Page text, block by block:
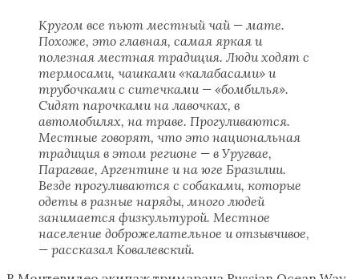
Кругом все пьют местный чай — мате.
Похоже, это главная, самая яркая и
полезная местная традиция. Люди ходят с
термосами, чашками «калабасами» и
трубочками с ситечками — «бомбилья».
Сидят парочками на лавочках, в
автомобилях, на траве. Прогуливаются.
Местные говорят, что это национальная
традиция в этом регионе — в Уругвае,
Парагвае, Аргентине и на юге Бразилии.
Везде прогуливаются с собаками, которые
одеты в разные наряды, много людей
занимается физкультурой. Местное
население доброжелательное и отзывчивое,
— рассказал Ковалевский.